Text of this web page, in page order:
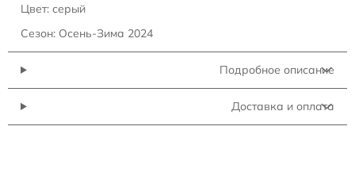
Цвет: серый
Сезон: Осень-Зима 2024
Подробное описание
Доставка и оплата